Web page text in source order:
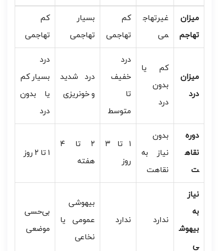
میزان
تهاجم
غیرتهاج
می
کم
تهاجمی
بسیار
تهاجمی
کم
تهاجمی
میزان
درد
کم یا
بدون
درد
درد
خفیف
تا
متوسط
درد شدید
و خونریزی
درد
بسیار کم
یا بدون
درد
دوره
نقاه
ت
بدون
نیاز به
نقاهت
۱ تا ۳
روز
۲ تا ۴
هفته
۱ تا ۲ روز
نیاز
به
بیهوش
ی
ندارد ندارد
بیهوشی
عمومی یا
نخاعی
بی‌حسی
موضعی